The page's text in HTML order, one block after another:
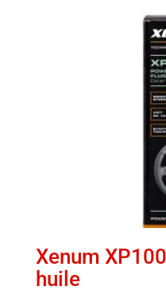
Xenum
huile